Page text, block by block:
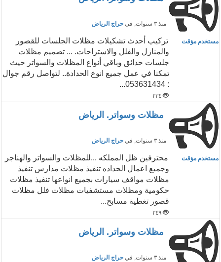
منذ ٣ سنوات , في حراج الرياض
مستخدم مؤقت
‏تركيب أحدث تشكيلات مظلات الجلسات للقصور
والمنازل والفلل والاستراحات. ... تصميم مظلات
جلسات حدائق وباقي أنواع المظلات والسواتر حيث
تمكنا في عمل جميع انوع الحدادة.. لتواصل رقم جوال
: 053631434...
٢٣٤
مظلات وسواتر. الرياض
منذ ٣ سنوات , في حراج الرياض
مستخدم مؤقت
محترفين ظل المملكه ...للمظلات والسواتر والهناجر
وجميع اعمال الحداده تنفيذ مظلات مدارس تنفيذ
مظلات مواقف سيارات بجميع انواعها تنفيذ مظلات
حكومية ومظلات مستشفيات مظلات فلل مظلات
قصور تغطية مسابح...
٢٤٩
مظلات وسواتر. الرياض
منذ ٣ سنوات , في حراج الرياض